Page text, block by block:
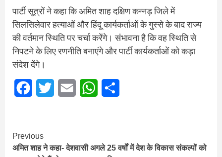
पार्टी सूत्रों ने कहा कि अमित शाह दक्षिण कन्नड़ जिले में
सिलसिलेवार हत्याओं और हिंदू कार्यकर्ताओं के गुस्से के बाद राज्य
की वर्तमान स्थिति पर चर्चा करेंगे। संभावना है कि वह स्थिति से
निपटने के लिए रणनीति बनाएंगे और पार्टी कार्यकर्ताओं को कड़ा
संदेश देंगे।
FacebookTwitter Email WhatsApp
Continue
Previous
अमित शाह ने कहा- देशवासी अगले 25 वर्षों में देश के विकास संकल्‍पों को